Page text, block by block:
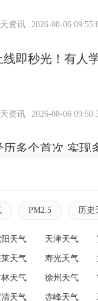
资讯 2026-08-06
线即秒光！有人
资讯 2026-08-06
历多个首次 实现
2026-08-06
PM2.5 历史
天气 天津天气
天气 寿光天气
天气 徐州天气
天气 赤峰天气